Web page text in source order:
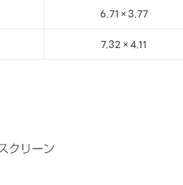
6.71×3.77
7.32×4.11